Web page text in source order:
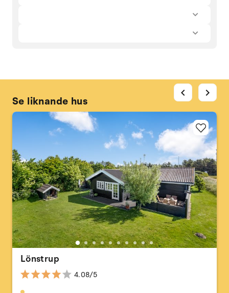
Se liknande hus
Lönstrup
4.08/5
chevron_left chevron_right